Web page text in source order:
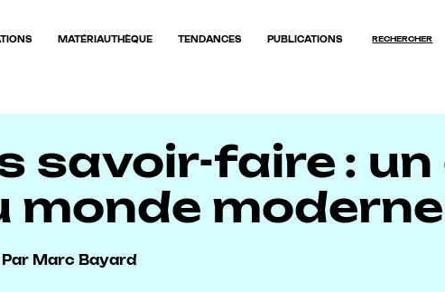
MATÉRIAUTHÈQUE TENDANCES PUBLICATIONS RECHERCHER
savoir-faire : un
monde moderne
Par Marc Bayard